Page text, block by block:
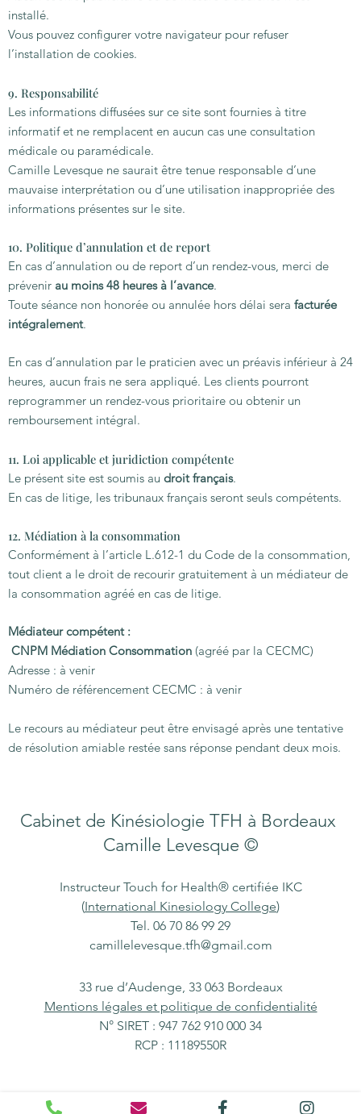
installé.
Vous pouvez configurer votre navigateur pour refuser
l’installation de cookies.
9. Responsabilité
Les informations diffusées sur ce site sont fournies à titre
informatif et ne remplacent en aucun cas une consultation
médicale ou paramédicale.
Camille Levesque ne saurait être tenue responsable d’une
mauvaise interprétation ou d’une utilisation inappropriée des
informations présentes sur le site.
10. Politique d’annulation et de report
En cas d’annulation ou de report d’un rendez-vous, merci de
prévenir au moins 48 heures à l’avance.
Toute séance non honorée ou annulée hors délai sera facturée
intégralement.
En cas d’annulation par le praticien avec un préavis inférieur à 24
heures, aucun frais ne sera appliqué. Les clients pourront
reprogrammer un rendez-vous prioritaire ou obtenir un
remboursement intégral.
11. Loi applicable et juridiction compétente
Le présent site est soumis au droit français.
En cas de litige, les tribunaux français seront seuls compétents.
12. Médiation à la consommation
Conformément à l’article L.612-1 du Code de la consommation,
tout client a le droit de recourir gratuitement à un médiateur de
la consommation agréé en cas de litige.
Médiateur compétent :
CNPM Médiation Consommation (agréé par la CECMC)
Adresse : à venir
Numéro de référencement CECMC : à venir
Le recours au médiateur peut être envisagé après une tentative
de résolution amiable restée sans réponse pendant deux mois.
Cabinet de Kinésiologie TFH à Bordeaux
Camille Levesque ©
Instructeur Touch for Health® certifiée IKC
(International Kinesiology College)
Tel. 06 70 86 99 29
camillelevesque.tfh@gmail.com
33 rue d’Audenge, 33 063 Bordeaux
Mentions légales et politique de confidentialité
N° SIRET : 947 762 910 000 34
RCP : 11189550R